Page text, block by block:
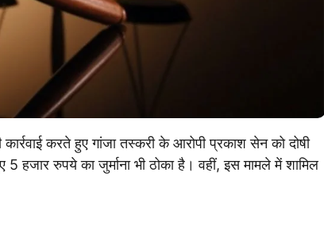
करते हुए गांजा तस्करी के आरोपी प्रकाश सेन को दोषी
हजार रुपये का जुर्माना भी ठोका है। वहीं, इस मामले में शामिल